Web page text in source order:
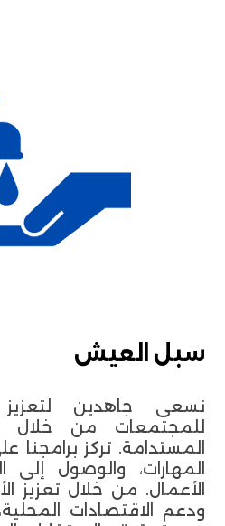
سبل العيش
نسعى جاهدين لتعزيز
للمجتمعات من خلال
المستدامة. تركز برامجنا
المهارات، والوصول إلى
الأعمال. من خلال تعزيز
ودعم الاقتصادات